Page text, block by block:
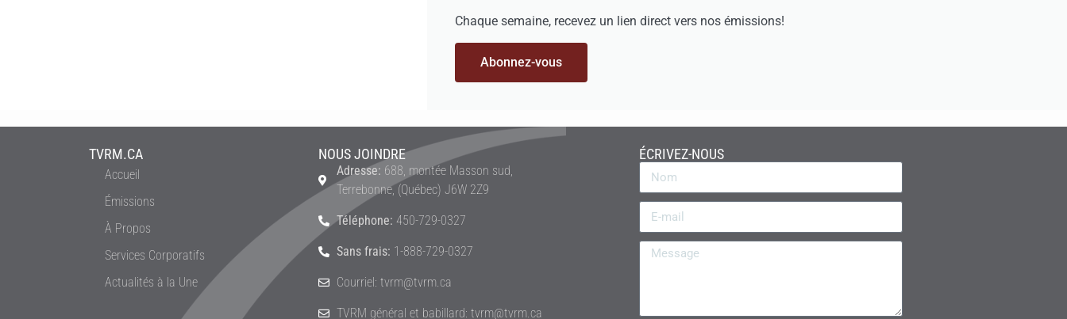
Chaque semaine, recevez un lien direct vers nos émissions!
Abonnez-vous
TVRM.CA
Accueil
Émissions
À Propos
Services Corporatifs
Actualités à la Une
NOUS JOINDRE
Adresse: 688, montée Masson sud,
Terrebonne, (Québec) J6W 2Z9
Téléphone: 450-729-0327
Sans frais: 1-888-729-0327
Courriel: tvrm@tvrm.ca
TVRM général et babillard: tvrm@tvrm.ca
ÉCRIVEZ-NOUS